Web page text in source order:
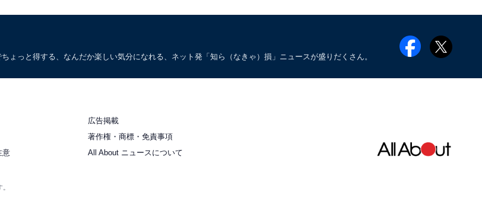
っと得する、なんだか楽しい気分になれる、ネット発「知ら（なきゃ）損」ニュースが盛りだくさん。
広告掲載
著作権・商標・免責事項
意
All About ニュースについて